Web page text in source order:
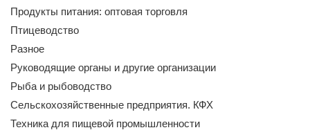
Продукты питания: оптовая торговля
Птицеводство
Разное
Руководящие органы и другие организации
Рыба и рыбоводство
Сельскохозяйственные предприятия. КФХ
Техника для пищевой промышленности